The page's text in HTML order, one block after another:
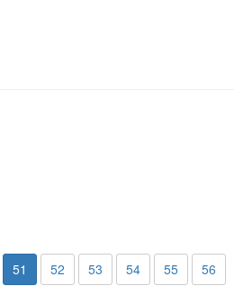
51 52 53 54 55 56